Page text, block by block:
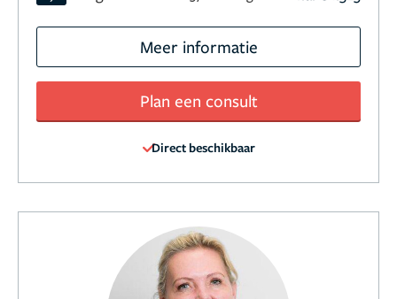
Meer informatie
Plan een consult
Direct beschikbaar